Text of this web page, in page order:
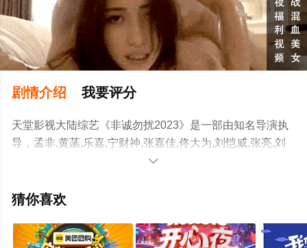
剧情介绍 我要评分
天堂影视大陆综艺《非诚勿扰2023》是一部由知名导演执
导，孟非,黄菡,乐嘉,宁财神,张嘉佳,佟大为,刘恺威,张亮,刘
烨,黄澜等明星演员精彩演绎的中国大陆综艺，手机免费观
信息可移步至豆瓣综艺、电视猫或剧情网等平台了解。

猜你喜欢